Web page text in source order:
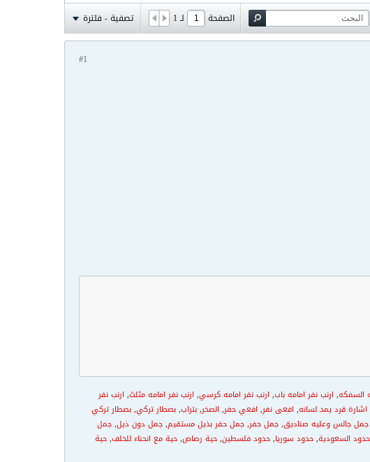
الصفحة لـ1 تصفية - فلترة
#1
السمكه, ارنب نفر امامه باب, ارنب نفر امامه كرسي, ارنب نفر امامه مثلث, ارنب نفر
اشارة قرد يمد لسانه, افعى نفر, افعي حفر, الصخر,بتراب,بصطار تركي,بصطار تركي
جمل جالس وعليه صناديق,جمل حفر,جمل حفر بذيل مستقيم,جمل دون ذيل,جمل
حدود السعودية,حدود سوريا,حدود فلسطين,حية رصاص,حية مع انحناء للخلف,حية